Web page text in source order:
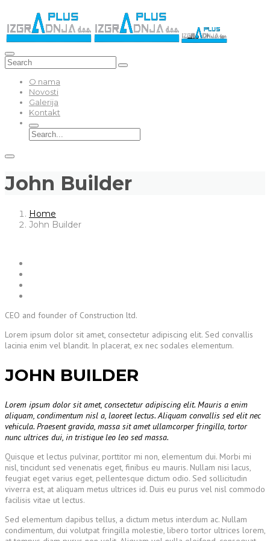
O nama
Novosti
Galerija
Kontakt
John Builder
Home
John Builder
CEO and founder of Construction ltd.
Lorem ipsum dolor sit amet, consectetur adipiscing elit. Sed convallis
lacinia enim vel blandit. In placerat, ex nec sodales elementum.
JOHN BUILDER
Lorem ipsum dolor sit amet, consectetur adipiscing elit. Mauris a enim
aliquam, condimentum nisl a, laoreet lectus. Aliquam convallis sed elit nec
vehicula. Praesent gravida, massa sit amet ullamcorper fringilla, tortor
nunc ultrices dui, in tristique leo leo sed massa.
Quisque et lectus pulvinar, porttitor mi non, elementum dui. Morbi mi
nisl, tincidunt sed venenatis eget, finibus eu mauris. Nullam nisi lacus,
feugiat eget varius eget, pellentesque dictum odio. Sed sollicitudin
viverra est, at aliquam metus ultrices id. Duis eu purus vel nisl commodo
facilisis vitae ut lectus.
Sed elementum dapibus tellus, a dictum metus interdum ac. Nullam
condimentum, dui volutpat fringilla molestie, libero tortor ultrices lorem,